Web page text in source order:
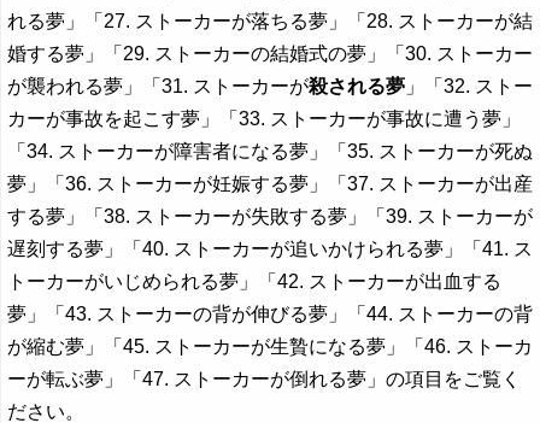
れる夢」「27. ストーカーが落ちる夢」「28. ストーカーが結
婚する夢」「29. ストーカーの結婚式の夢」「30. ストーカー
が襲われる夢」「31. ストーカーが殺される夢 」「32. ストー
カーが事故を起こす夢」「33. ストーカーが事故に遭う夢」
「34. ストーカーが障害者になる夢」「35. ストーカーが死ぬ
夢」「36. ストーカーが妊娠する夢」「37. ストーカーが出産
する夢」「38. ストーカーが失敗する夢」「39. ストーカーが
遅刻する夢」「40. ストーカーが追いかけられる夢」「41. ス
トーカーがいじめられる夢」「42. ストーカーが出血する
夢」「43. ストーカーの背が伸びる夢」「44. ストーカーの背
が縮む夢」「45. ストーカーが生贄になる夢」「46. ストーカ
ーが転ぶ夢」「47. ストーカーが倒れる夢」の項目をご覧く
ださい。